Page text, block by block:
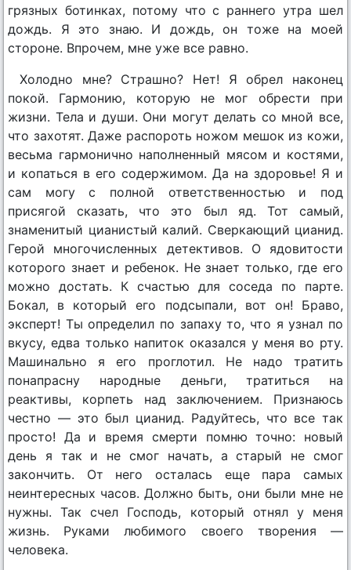
грязных ботинках, потому что с раннего утра шел
дождь. Я это знаю. И дождь, он тоже на моей
стороне. Впрочем, мне уже все равно.
Холодно мне? Страшно? Нет! Я обрел наконец
покой. Гармонию, которую не мог обрести при
жизни. Тела и души. Они могут делать со мной все,
что захотят. Даже распороть ножом мешок из кожи,
весьма гармонично наполненный мясом и костями,
и копаться в его содержимом. Да на здоровье! Я и
сам могу с полной ответственностью и под
присягой сказать, что это был яд. Тот самый,
знаменитый цианистый калий. Сверкающий цианид.
Герой многочисленных детективов. О ядовитости
которого знает и ребенок. Не знает только, где его
можно достать. К счастью для соседа по парте.
Бокал, в который его подсыпали, вот он! Браво,
эксперт! Ты определил по запаху то, что я узнал по
вкусу, едва только напиток оказался у меня во рту.
Машинально я его проглотил. Не надо тратить
понапрасну народные деньги, тратиться на
реактивы, корпеть над заключением. Признаюсь
честно — это был цианид. Радуйтесь, что все так
просто! Да и время смерти помню точно: новый
день я так и не смог начать, а старый не смог
закончить. От него осталась еще пара самых
неинтересных часов. Должно быть, они были мне не
нужны. Так счел Господь, который отнял у меня
жизнь. Руками любимого своего творения —
человека.